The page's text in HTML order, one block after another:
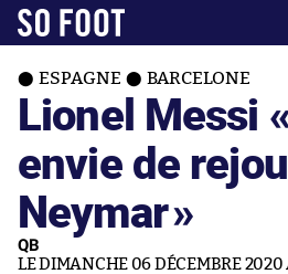
ESPAGNE BARCELONE
Lionel Messi
envie de
Neymar»
QB
LE DIMANCHE 06 DÉCEMBRE 2020